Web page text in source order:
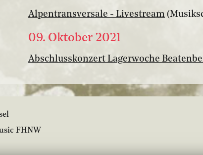
Alpentransversale - Livestream
09. Oktober 2021
Abschlusskonzert Lagerwoche
FHNW